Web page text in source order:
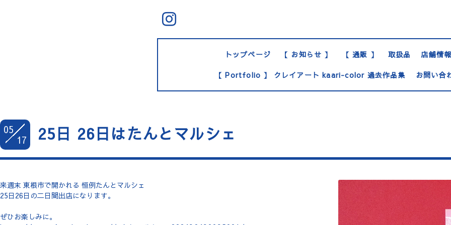
トップページ 【 お知らせ 】 【 通販 】 取扱品 店舗情
【 Portfolio 】 クレイアート kaari-color 過去作品集 お問い合
05
17
25日 26日はたんとマルシェ
来週末 東根市で開かれる 恒例たんとマルシェ
25日26日の二日間出店になります。
ぜひお楽しみに。